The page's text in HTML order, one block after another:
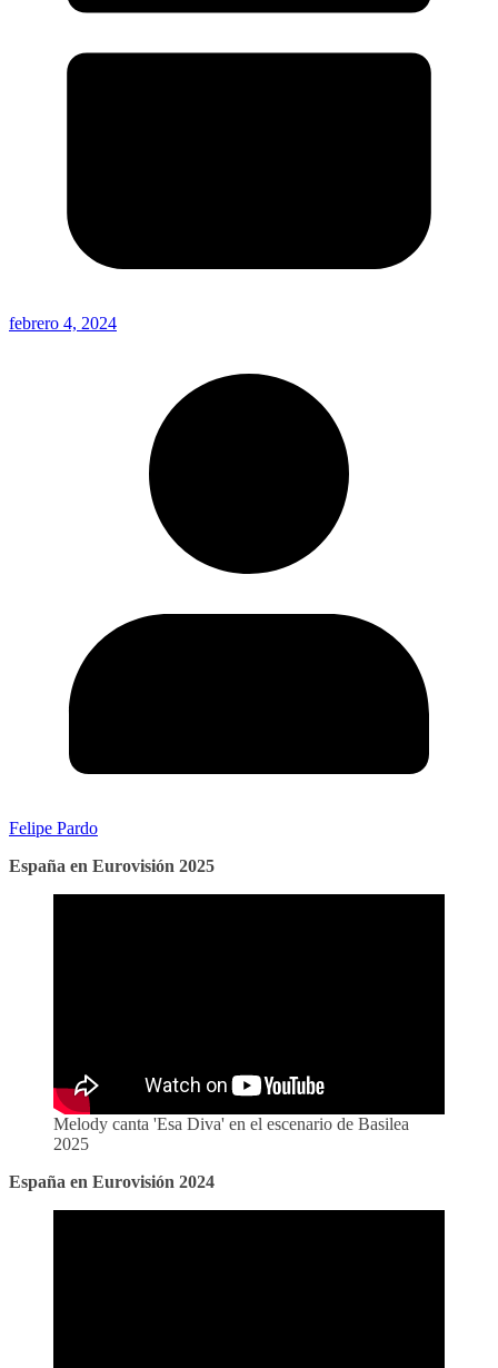
febrero 4, 2024
Felipe Pardo
España en Eurovisión 2025
Melody canta 'Esa Diva' en el escenario de Basilea
2025
España en Eurovisión 2024